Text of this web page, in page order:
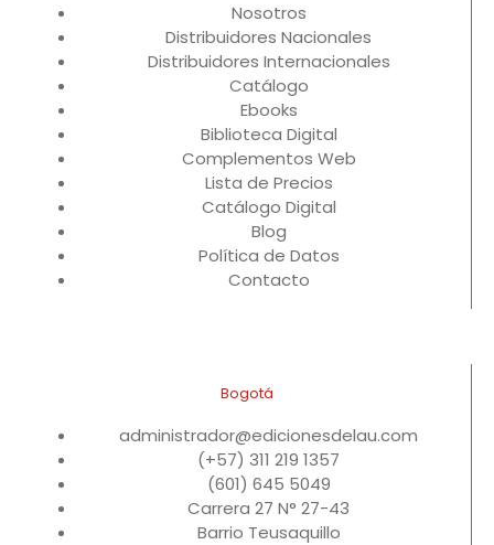
Nosotros
Distribuidores Nacionales
Distribuidores Internacionales
Catálogo
Ebooks
Biblioteca Digital
Complementos Web
Lista de Precios
Catálogo Digital
Blog
Política de Datos
Contacto
Bogotá
administrador@edicionesdelau.com
(+57) 311 219 1357
(601) 645 5049
Carrera 27 N° 27-43
Barrio Teusaquillo